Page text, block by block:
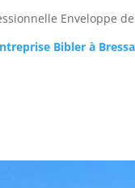
Enveloppe
Bibler à